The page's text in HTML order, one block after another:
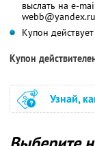
выслать на e-
webb@yandex.ru
Купон
Купон
Узнай,